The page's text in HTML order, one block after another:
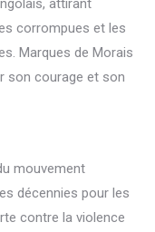
attirant
corrompues et les
Marques de Morais
son courage et son
mouvement
décennies pour les
contre la violence